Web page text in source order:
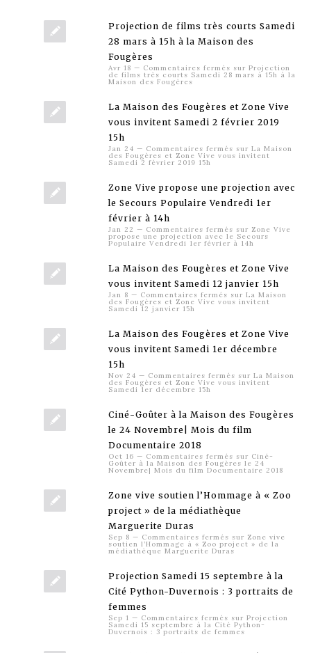
Projection de films très courts Samedi
28 mars à 15h à la Maison des
Fougères
Avr 18 — Commentaires fermés sur Projection
de films très courts Samedi 28 mars à 15h à la
Maison des Fougères
La Maison des Fougères et Zone Vive
vous invitent Samedi 2 février 2019
15h
Jan 24 — Commentaires fermés sur La Maison
des Fougères et Zone Vive vous invitent
Samedi 2 février 2019 15h
Zone Vive propose une projection avec
le Secours Populaire Vendredi 1er
février à 14h
Jan 22 — Commentaires fermés sur Zone Vive
propose une projection avec le Secours
Populaire Vendredi 1er février à 14h
La Maison des Fougères et Zone Vive
vous invitent Samedi 12 janvier 15h
Jan 8 — Commentaires fermés sur La Maison
des Fougères et Zone Vive vous invitent
Samedi 12 janvier 15h
La Maison des Fougères et Zone Vive
vous invitent Samedi 1er décembre
15h
Nov 24 — Commentaires fermés sur La Maison
des Fougères et Zone Vive vous invitent
Samedi 1er décembre 15h
Ciné-Goûter à la Maison des Fougères
le 24 Novembre| Mois du film
Documentaire 2018
Oct 16 — Commentaires fermés sur Ciné-
Goûter à la Maison des Fougères le 24
Novembre| Mois du film Documentaire 2018
Zone vive soutien l’Hommage à « Zoo
project » de la médiathèque
Marguerite Duras
Sep 8 — Commentaires fermés sur Zone vive
soutien l’Hommage à « Zoo project » de la
médiathèque Marguerite Duras
Projection Samedi 15 septembre à la
Cité Python-Duvernois : 3 portraits de
femmes
Sep 1 — Commentaires fermés sur Projection
Samedi 15 septembre à la Cité Python-
Duvernois : 3 portraits de femmes